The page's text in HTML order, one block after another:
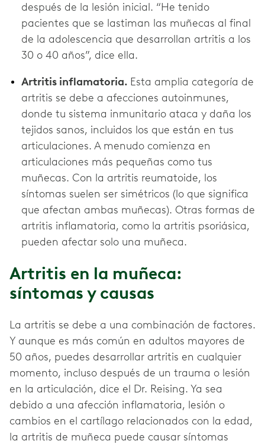
después de la lesión inicial. “He tenido
pacientes que se lastiman las muñecas al final
de la adolescencia que desarrollan artritis a los
30 o 40 años”, dice ella.
Artritis inflamatoria. Esta amplia categoría de
artritis se debe a afecciones autoinmunes,
donde tu sistema inmunitario ataca y daña los
tejidos sanos, incluidos los que están en tus
articulaciones. A menudo comienza en
articulaciones más pequeñas como tus
muñecas. Con la artritis reumatoide, los
síntomas suelen ser simétricos (lo que significa
que afectan ambas muñecas). Otras formas de
artritis inflamatoria, como la artritis psoriásica,
pueden afectar solo una muñeca.
Artritis en la muñeca:
síntomas y causas
La artritis se debe a una combinación de factores.
Y aunque es más común en adultos mayores de
50 años, puedes desarrollar artritis en cualquier
momento, incluso después de un trauma o lesión
en la articulación, dice el Dr. Reising. Ya sea
debido a una afección inflamatoria, lesión o
cambios en el cartílago relacionados con la edad,
la artritis de muñeca puede causar síntomas